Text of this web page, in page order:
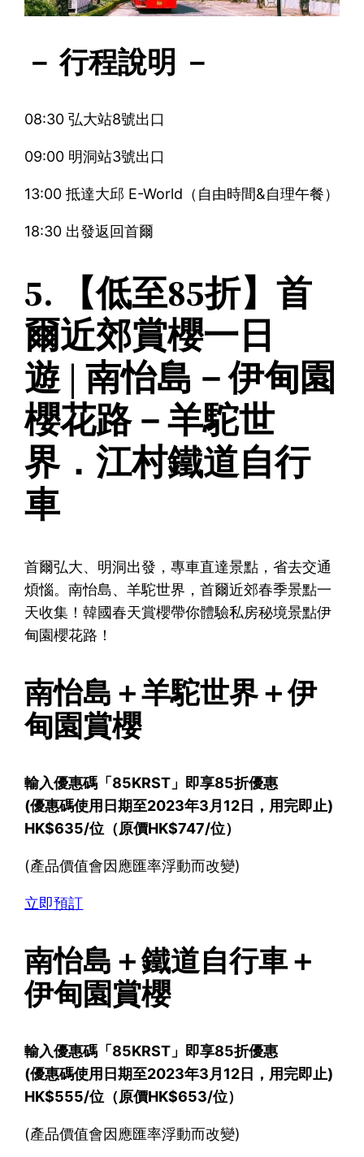
－ 行程說明 －
08:30 弘大站8號出口
09:00 明洞站3號出口
13:00 抵達大邱 E-World（自由時間&自理午餐）
18:30 出發返回首爾
5. 【低至85折】首
爾近郊賞櫻一日
遊 | 南怡島－伊甸園
櫻花路－羊駝世
界．江村鐵道自行
車
首爾弘大、明洞出發，專車直達景點，省去交通
煩惱。南怡島、羊駝世界，首爾近郊春季景點一
天收集！韓國春天賞櫻帶你體驗私房秘境景點伊
甸園櫻花路！
南怡島＋羊駝世界＋伊
甸園賞櫻
輸入優惠碼「85KRST」即享85折優惠
(優惠碼使用日期至2023年3月12日，用完即止)
HK$635/位（原價HK$747/位）
(產品價值會因應匯率浮動而改變)
立即預訂
南怡島＋鐵道自行車＋
伊甸園賞櫻
輸入優惠碼「85KRST」即享85折優惠
(優惠碼使用日期至2023年3月12日，用完即止)
HK$555/位（原價HK$653/位）
(產品價值會因應匯率浮動而改變)